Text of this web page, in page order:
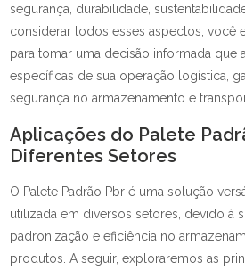
segurança, durabilidade,
considerar todos esses aspectos, você
para tomar uma decisão informada que
específicas de sua operação logística,
segurança no armazenamento e
Aplicações do Palete
Diferentes Setores
O Palete Padrão Pbr é uma solução
utilizada em diversos setores, devido à
padronização e eficiência no
produtos. A seguir, exploraremos as